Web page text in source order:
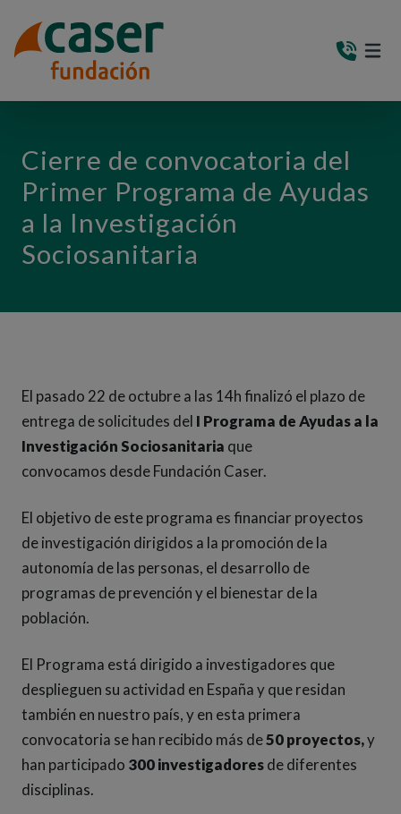
Cierre de convocatoria del
Primer Programa de Ayudas
a la Investigación
Sociosanitaria
El pasado 22 de octubre a las 14h finalizó el plazo de
entrega de solicitudes del I Programa de Ayudas a la
Investigación Sociosanitaria que
convocamos desde Fundación Caser.
El objetivo de este programa es financiar proyectos
de investigación dirigidos a la promoción de la
autonomía de las personas, el desarrollo de
programas de prevención y el bienestar de la
población.
El Programa está dirigido a investigadores que
desplieguen su actividad en España y que residan
también en nuestro país, y en esta primera
convocatoria se han recibido más de50 proyectos,y
han participado 300 investigadoresde diferentes
disciplinas.